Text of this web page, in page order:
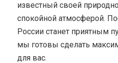
известный своей
спокойной атмосферой.
России станет приятным
мы готовы сделать
для вас.